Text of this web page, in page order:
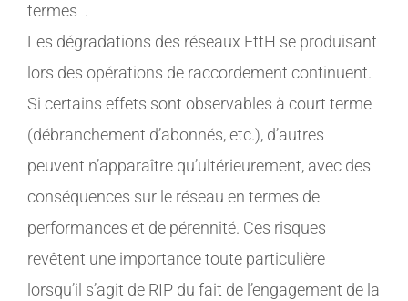
termes .
Les dégradations des réseaux FttH se produisant
lors des opérations de raccordement continuent.
Si certains effets sont observables à court terme
(débranchement d’abonnés, etc.), d’autres
peuvent n’apparaître qu’ultérieurement, avec des
conséquences sur le réseau en termes de
performances et de pérennité. Ces risques
revêtent une importance toute particulière
lorsqu’il s’agit de RIP du fait de l’engagement de la